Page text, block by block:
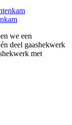
we een
deel gaashekwerk
met